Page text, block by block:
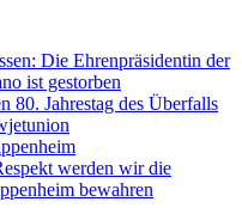
Die Ehrenpräsidentin der
ist gestorben
80. Jahrestag des Überfalls
werden wir die
bewahren